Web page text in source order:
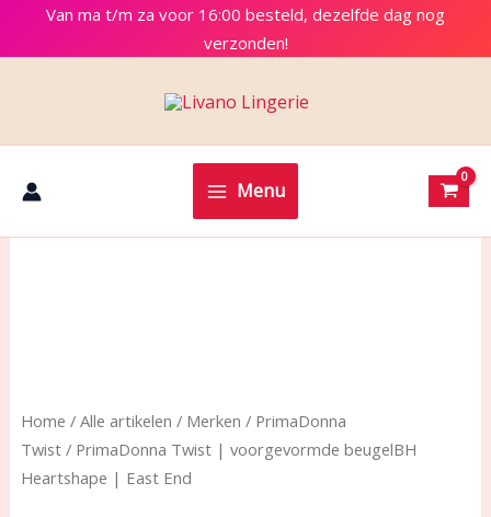
Van ma t/m za voor 16:00 besteld, dezelfde dag nog
verzonden!
Menu
Home / Alle artikelen / Merken / PrimaDonna
Twist/ PrimaDonna Twist | voorgevormde beugelBH
Heartshape | East End